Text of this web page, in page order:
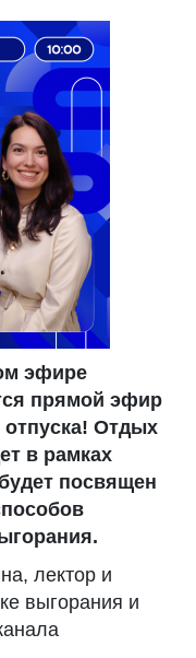
эфире
прямой эфир
отпуска! Отдых
в рамках
посвящен
лектор и
выгорания и